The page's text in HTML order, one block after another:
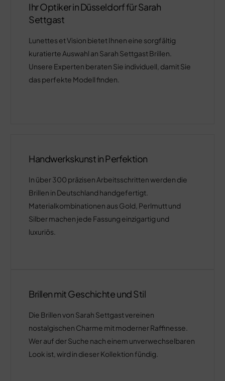
Ihr Optiker in Düsseldorf für Sarah
Settgast
Lunettes et Vision bietet Ihnen eine sorgfältig
kuratierte Auswahl an Sarah Settgast Brillen.
Unsere Experten beraten Sie individuell, damit Sie
das perfekte Modell finden.
Handwerkskunst in Perfektion
In über 300 präzisen Arbeitsschritten werden die
Brillen in Deutschland handgefertigt.
Materialkombinationen aus Gold, Perlmutt und
Silber machen jede Fassung einzigartig und
luxuriös.
Brillen mit Geschichte und Stil
Die Brillen von Sarah Settgast vereinen
nostalgischen Charme mit moderner Raffinesse.
Wer auf der Suche nach einem unverwechselbaren
Look ist, wird in dieser Kollektion fündig.